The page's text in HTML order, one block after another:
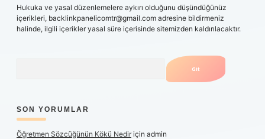
Hukuka ve yasal düzenlemelere aykırı olduğunu düşündüğünüz
içerikleri, backlinkpanelicomtr@gmail.com adresine bildirmeniz
halinde, ilgili içerikler yasal süre içerisinde sitemizden kaldırılacaktır.
SON YORUMLAR
Öğretmen Sözcüğünün Kökü Nediriçin admin